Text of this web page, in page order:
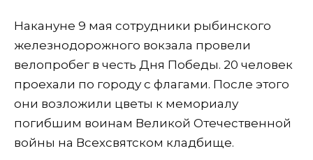
Накануне 9 мая сотрудники рыбинского
железнодорожного вокзала провели
велопробег в честь Дня Победы. 20 человек
проехали по городу с флагами. После этого
они возложили цветы к мемориалу
погибшим воинам Великой Отечественной
войны на Всехсвятском кладбище.